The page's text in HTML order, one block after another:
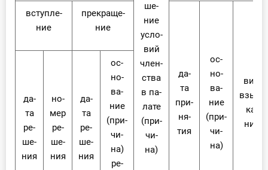
ше­
ние
усло­
вий
член­
ства
в па­
ла­те
(при­
чи­
на)
вступ­ле­
ние
пре­кра­ще­
ние
да­
та
при­
ня­
тия
ос­
но­
ва­
ние
(при­
чи­
на)
вид
взыс­
ка­
ния
да­
та
ре­
ше­
ния
но­
мер
ре­
ше­
ния
да­
та
ре­
ше­
ния
ос­
но­
ва­
ние
(при­
чи­
на)
ре­